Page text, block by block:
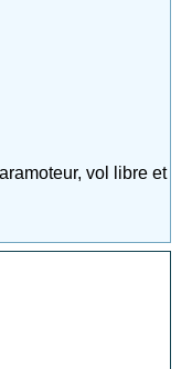
vol libre et